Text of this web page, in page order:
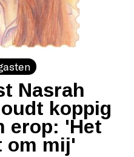
Nasrah
koppig
erop: 'Het
om mij'